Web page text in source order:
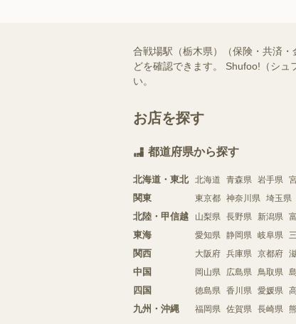
合戦場駅（栃木県）（保険・共済
どを確認できます。 Shufoo!（シュ
い。
お店を探す
都道府県から探す
北海道・東北 北海道 青森県 岩手県
関東 東京都 神奈川県 埼玉県
北陸・甲信越 山梨県 長野県 新潟県
東海 愛知県 静岡県 岐阜県
関西 大阪府 兵庫県 京都府
中国 岡山県 広島県 鳥取県
四国 徳島県 香川県 愛媛県
九州・沖縄 福岡県 佐賀県 長崎県